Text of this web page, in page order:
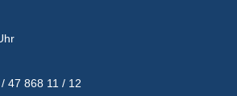
47 868 11 / 12